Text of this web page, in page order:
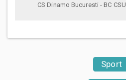
CS Dinamo Bucuresti - BC
Sport